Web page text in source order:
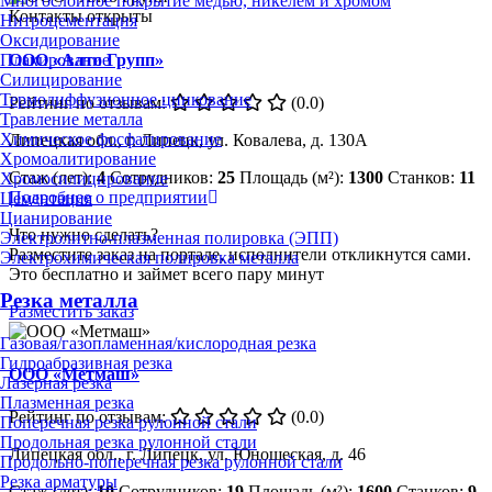
Нитроцементация
Оксидирование
Плакирование
Силицирование
Термодиффузионное цинкование
Травление металла
Химическое фосфатирование
Хромоалитирование
Хромосилицирование
Цементация
Цианирование
Электролитно-плазменная полировка (ЭПП)
Электрохимическая полировка металла
Резка металла
Газовая/газопламенная/кислородная резка
Гидроабразивная резка
Лазерная резка
Плазменная резка
Поперечная резка рулонной стали
Продольная резка рулонной стали
Продольно-поперечная резка рулонной стали
Резка арматуры
Контакты открыты
ООО «Алто Групп»
Рейтинг по отзывам:
(0.0)
Липецкая обл., г. Липецк, ул. Ковалева, д. 130А
Стаж (лет):4 Сотрудников: 25 Площадь (м²): 1300 Станков: 11
Подробнее о предприятии
Что нужно сделать?
Разместите заказ на портале, исполнители откликнутся сами.
Это бесплатно и займет всего пару минут
Разместить заказ
ООО «Метмаш»
Рейтинг по отзывам:
(0.0)
Липецкая обл., г. Липецк, ул. Юношеская, д. 46